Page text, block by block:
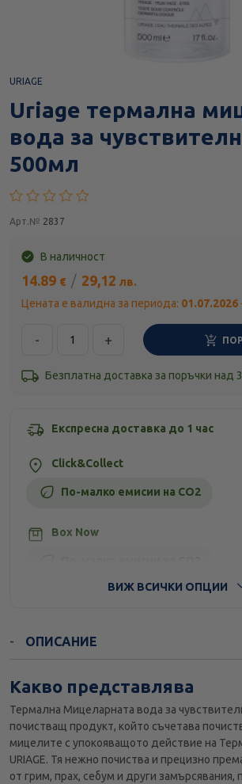
URIAGE
Uriage термална
вода за
500мл
Арт.№ 2837
В наличност
14.89 € / 29,12 лв.
Цената е валидна за периода: 01.07.2026
- +
Безплатна доставка за поръчки над
Експресна доставка до 1 час
Click&Collect
По-малко емисии на CO2
Box Now
ВИЖ ВСИЧКИ ОПЦИИ
ОПИСАНИЕ
Какво представлява
Термална Мицеларната вода за
почистващ продукт, който съчетава
мицелите с упокояващото действие на
URIAGE. Тя нежно почиства и прецизно
от грим, прах, себум и други замърсявания,